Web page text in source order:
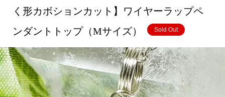
く形カボションカット】ワイヤーラップペ
ンダントトップ（Mサイズ）
Sold Out